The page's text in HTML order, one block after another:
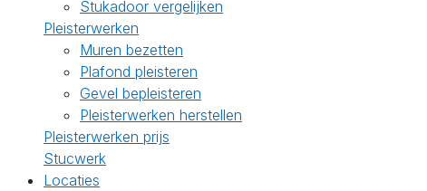
Stukadoor vergelijken
Pleisterwerken
Muren bezetten
Plafond pleisteren
Gevel bepleisteren
Pleisterwerken herstellen
Pleisterwerken prijs
Stucwerk
Locaties